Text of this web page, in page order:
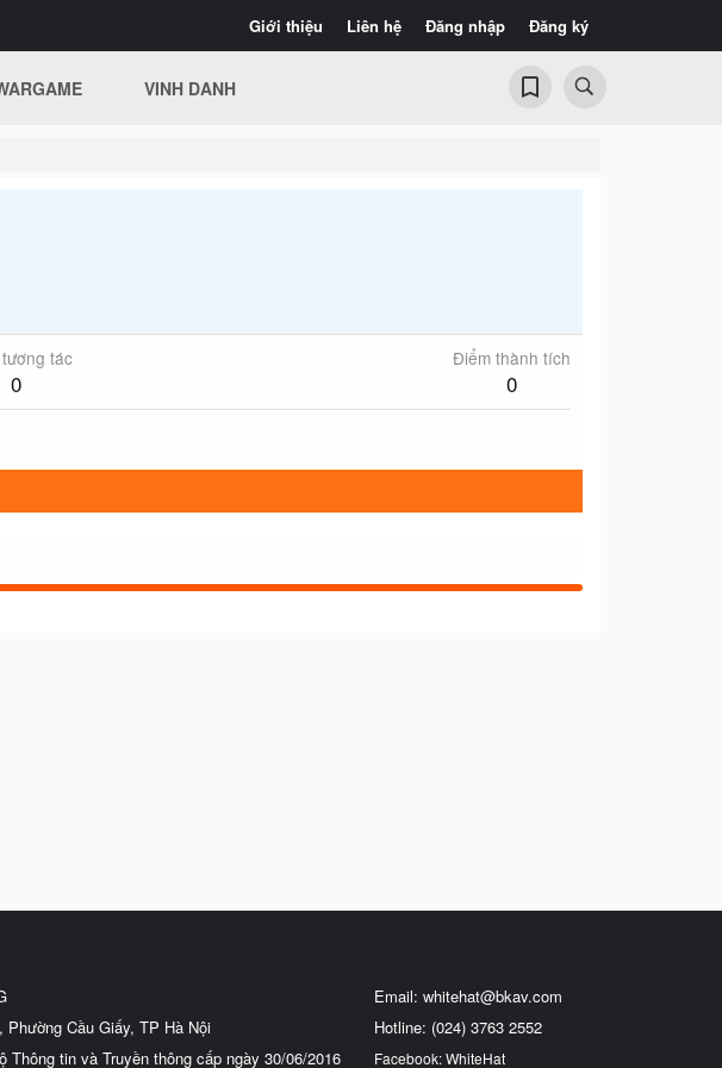
Giới thiệu Liên hệ Đăng nhập Đăng ký
VINH DANH
tác
0
Điểm thành tích
0
Cầu Giấy, TP Hà Nội
tin và Truyền thông cấp ngày 30/06/2016
Email: whitehat@bkav.com
Hotline: (024) 3763 2552
Facebook: WhiteHat